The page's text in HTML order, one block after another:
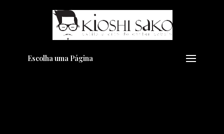
Escolha uma Página
Pensando em transformar seu
Visual??